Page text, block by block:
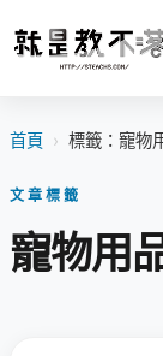
首頁 › 標籤：寵物
文章標籤
寵物用